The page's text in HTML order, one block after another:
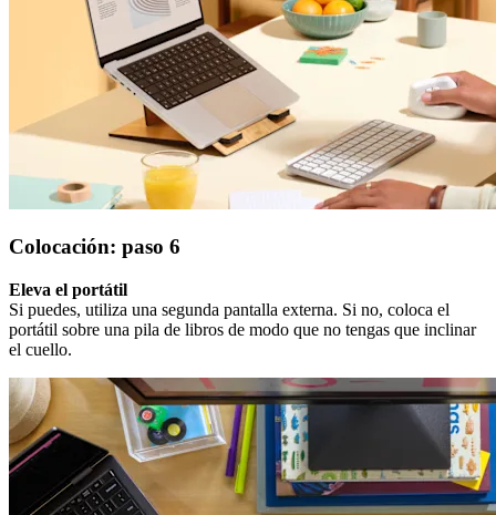
Colocación: paso 6
Eleva el portátil
Si puedes, utiliza una segunda pantalla externa. Si no, coloca el
portátil sobre una pila de libros de modo que no tengas que inclinar
el cuello.